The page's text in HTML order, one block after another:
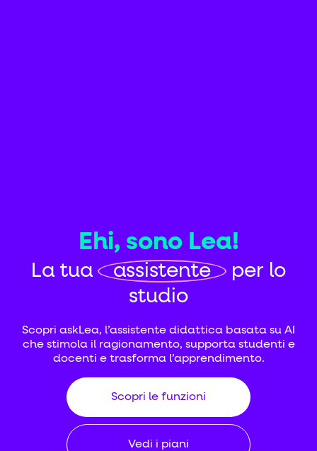
Ehi, sono Lea!
La tua assistente
per lo
studio
Scopri askLea, l’assistente didattica basata su AI
che stimola il ragionamento, supporta studenti e
docenti e trasforma l’apprendimento.
Scopri le funzioni
Vedi i piani